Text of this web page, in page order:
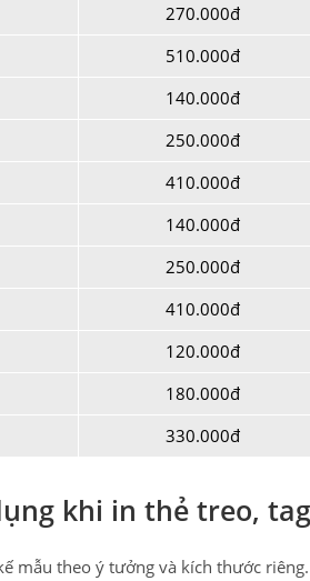
270.000đ
510.000đ
140.000đ
250.000đ
410.000đ
140.000đ
250.000đ
410.000đ
120.000đ
180.000đ
330.000đ
khi in thẻ treo,
mẫu theo ý tưởng và kích thước